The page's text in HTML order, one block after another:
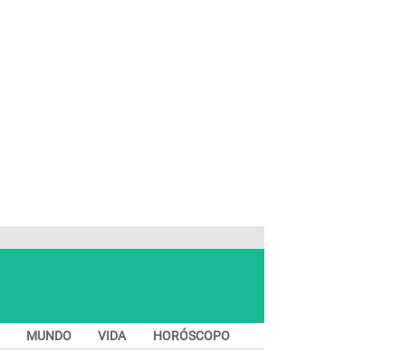
MUNDO VIDA HORÓSCOPO